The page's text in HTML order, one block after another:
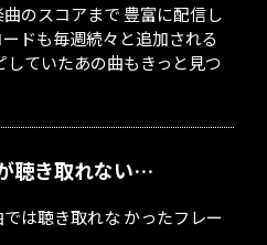
のスコアまで 豊富に配信し
ドも毎週続々と追加される
ていたあの曲もきっと見つ
聴き取れない…
は聴き取れな かったフレー